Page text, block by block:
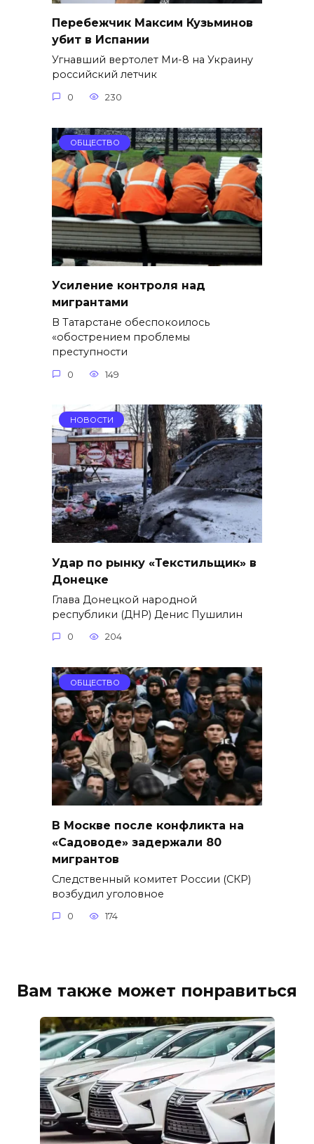
Перебежчик Максим Кузьминов
убит в Испании
Угнавший вертолет Ми-8 на Украину
российский летчик
0 230
ОБЩЕСТВО
Усиление контроля над
мигрантами
В Татарстане обеспокоилось
«обострением проблемы
преступности
0 149
НОВОСТИ
Удар по рынку «Текстильщик» в
Донецке
Глава Донецкой народной
республики (ДНР) Денис Пушилин
0 204
ОБЩЕСТВО
В Москве после конфликта на
«Садоводе» задержали 80
мигрантов
Следственный комитет России (СКР)
возбудил уголовное
0 174
Вам также может понравиться